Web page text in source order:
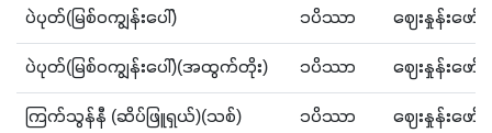
ပဲပုတ်(မြစ်၀ကျွန်းပေါ်) ၁ပိဿာ ဈေးနှုန်းဖေ
ပဲပုတ်(မြစ်၀ကျွန်းပေါ်)(အထွက်တိုး) ၁ပိဿာ ဈေးနှုန်းဖေ
ကြက်သွန်နီ (ဆိပ်ဖြူရှယ်)(သစ်) ၁ပိဿာ ဈေးနှုန်းဖေ